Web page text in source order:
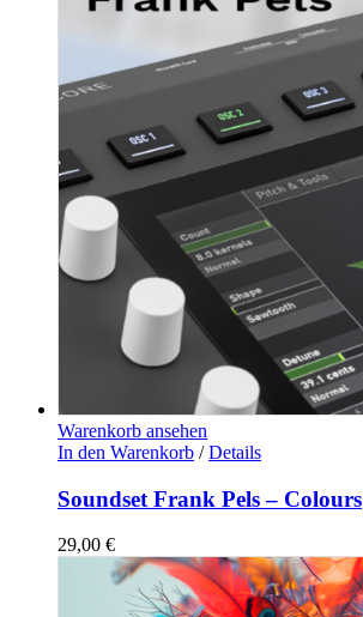
Warenkorb ansehen
In den Warenkorb / Details
Soundset Frank Pels – Colours
29,00 €